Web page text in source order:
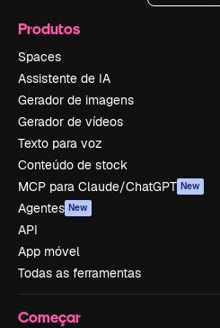
Produtos
Spaces
Assistente de IA
Gerador de imagens
Gerador de vídeos
Texto para voz
Conteúdo de stock
MCP para Claude/ChatGPT New
Agentes New
API
App móvel
Todas as ferramentas
Começar